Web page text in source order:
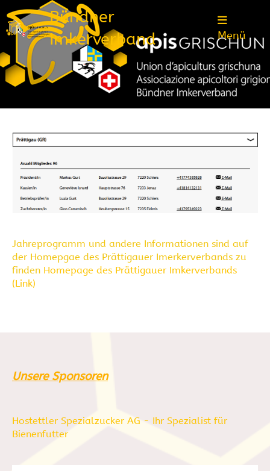
Bündner
Imkerverband
Menü
Jahreprogramm und andere Informationen sind auf
der Homepgae des Prättigauer Imerkerverbands zu
finden Homepage des Prättigauer Imkerverbands
(Link)
Unsere Sponsoren
Hostettler Spezialzucker AG - Ihr Spezialist für
Bienenfutter